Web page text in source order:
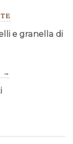
e granella di
→